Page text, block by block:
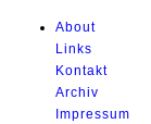
About
Links
Kontakt
Archiv
Impressum